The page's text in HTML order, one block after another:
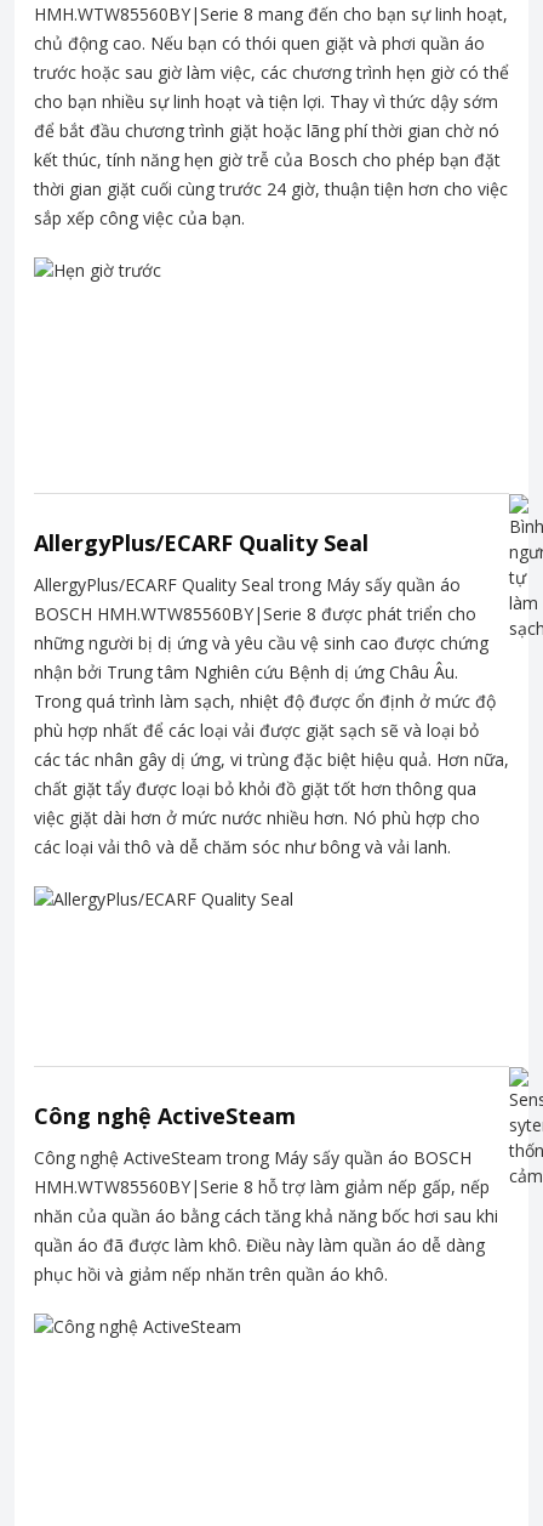
HMH.WTW85560BY|Serie 8 mang đến cho bạn sự linh hoạt,
chủ động cao. Nếu bạn có thói quen giặt và phơi quần áo
trước hoặc sau giờ làm việc, các chương trình hẹn giờ có thể
cho bạn nhiều sự linh hoạt và tiện lợi. Thay vì thức dậy sớm
để bắt đầu chương trình giặt hoặc lãng phí thời gian chờ nó
kết thúc, tính năng hẹn giờ trễ của Bosch cho phép bạn đặt
thời gian giặt cuối cùng trước 24 giờ, thuận tiện hơn cho việc
sắp xếp công việc của bạn.
AllergyPlus/ECARF Quality Seal
AllergyPlus/ECARF Quality Seal trong Máy sấy quần áo
BOSCH HMH.WTW85560BY|Serie 8 được phát triển cho
những người bị dị ứng và yêu cầu vệ sinh cao được chứng
nhận bởi Trung tâm Nghiên cứu Bệnh dị ứng Châu Âu.
Trong quá trình làm sạch, nhiệt độ được ổn định ở mức độ
phù hợp nhất để các loại vải được giặt sạch sẽ và loại bỏ
các tác nhân gây dị ứng, vi trùng đặc biệt hiệu quả. Hơn nữa,
chất giặt tẩy được loại bỏ khỏi đồ giặt tốt hơn thông qua
việc giặt dài hơn ở mức nước nhiều hơn. Nó phù hợp cho
các loại vải thô và dễ chăm sóc như bông và vải lanh.
Công nghệ ActiveSteam
Công nghệ ActiveSteam trong Máy sấy quần áo BOSCH
HMH.WTW85560BY|Serie 8 hỗ trợ làm giảm nếp gấp, nếp
nhăn của quần áo bằng cách tăng khả năng bốc hơi sau khi
quần áo đã được làm khô. Điều này làm quần áo dễ dàng
phục hồi và giảm nếp nhăn trên quần áo khô.